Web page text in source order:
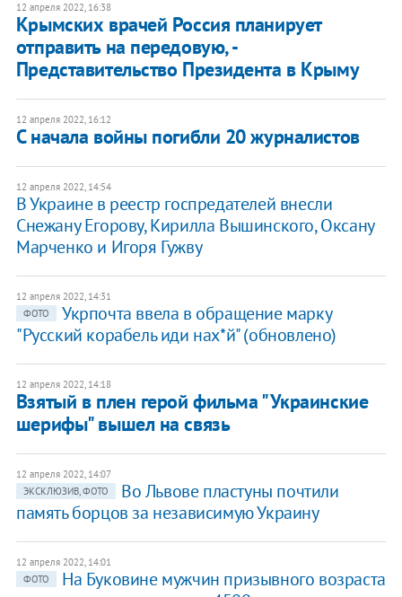
12 апреля 2022, 16:38
Крымских врачей Россия планирует
отправить на передовую, -
Представительство Президента в Крыму
12 апреля 2022, 16:12
С начала войны погибли 20 журналистов
12 апреля 2022, 14:54
В Украине в реестр госпредателей внесли
Снежану Егорову, Кирилла Вышинского, Оксану
Марченко и Игоря Гужву
12 апреля 2022, 14:31
ФОТО
Укрпочта ввела в обращение марку
"Русский корабель иди нах*й" (обновлено)
12 апреля 2022, 14:18
Взятый в плен герой фильма "Украинские
шерифы" вышел на связь
12 апреля 2022, 14:07
ЭКСКЛЮЗИВ, ФОТО
Во Львове пластуны почтили
память борцов за независимую Украину
12 апреля 2022, 14:01
ФОТО
На Буковине мужчин призывного возраста